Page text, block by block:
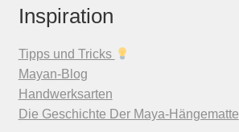
Inspiration
Tipps und Tricks
Mayan-Blog
Handwerksarten
Die Geschichte Der Maya-Hängematte